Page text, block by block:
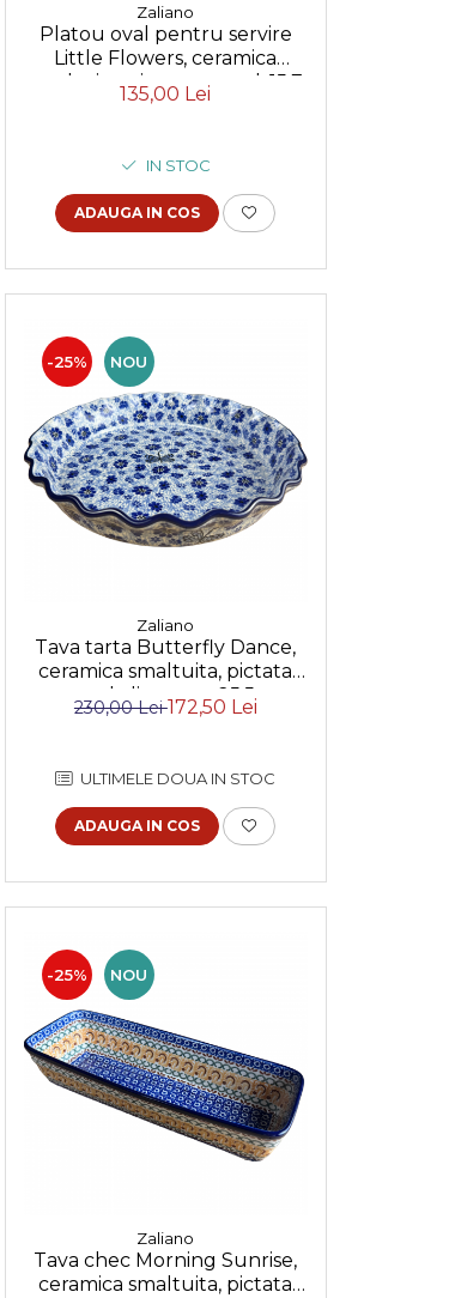
Zaliano
Platou oval pentru servire
Little Flowers, ceramica
smaltuita, pictat manual, 15,7
x 27,0 cm
135,00 Lei
IN STOC
ADAUGA IN COS
-25% NOU
Zaliano
Tava tarta Butterfly Dance,
ceramica smaltuita, pictata
manual, diametru 25,5 cm
230,00 Lei172,50 Lei
ULTIMELE DOUA IN STOC
ADAUGA IN COS
-25% NOU
Zaliano
Tava chec Morning Sunrise,
ceramica smaltuita, pictata